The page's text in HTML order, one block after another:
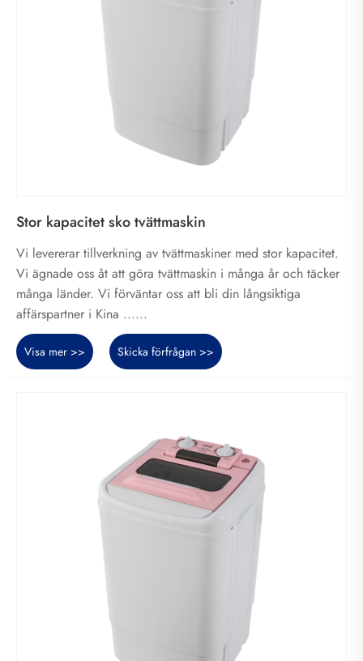
Stor kapacitet sko tvättmaskin
Vi levererar tillverkning av tvättmaskiner med stor kapacitet.
Vi ägnade oss åt att göra tvättmaskin i många år och täcker
många länder. Vi förväntar oss att bli din långsiktiga
affärspartner i Kina ......
Visa mer >> Skicka förfrågan >>